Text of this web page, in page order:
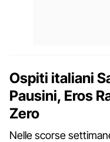
Ospiti italiani
Pausini, Eros
Zero
Nelle scorse